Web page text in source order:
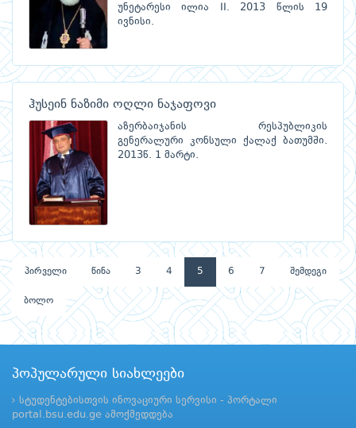
უნეტარესი ილია II. 2013 წლის 19
ივნისი.
ჰუსეინ ნაზიმი ოღლი ნაჯაფოვი
აზერბაიჯანის რესპუბლიკის
გენერალური კონსული ქალაქ ბათუმში.
2013წ. 1 მარტი.
პირველი წინა 3 4 5 6 7 შემდეგი
ბოლო
პოპულარული სიახლეები
სტუდენტებისთვის ინოვაციური სერვისი - პორტალი
portal.bsu.edu.ge ამოქმედდება